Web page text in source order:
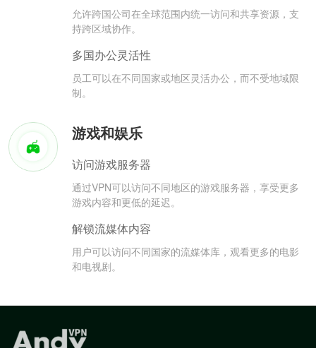
允许跨国公司在全球范围内统一访问和共享资源，支
持跨区域协作。
多国办公灵活性
员工可以在不同国家或地区灵活办公，而不受地域限
制。
游戏和娱乐
访问游戏服务器
通过VPN可以访问不同地区的游戏服务器，享受更多
游戏内容和更低的延迟。
解锁流媒体内容
用户可以访问不同国家的流媒体库，观看更多的电影
和电视剧。